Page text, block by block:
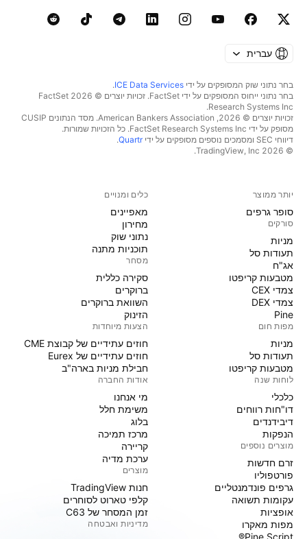
עברית
בחר נתוני שוק המסופקים על ידי ICE Data Services
.
בחר נתוני ייחוס המסופקים על ידי FactSet. זכויות יוצרים © 2026 ‏FactSet
Research Systems Inc.‏
זכויות יוצרים © 2026, ‏American Bankers Association. מסד הנתונים CUSIP
מסופק על ידי FactSet Research Systems Inc. כל הזכויות שמורות.
דיווחי SEC ומסמכים נוספים מסופקים על ידי
Quartr
.
© 2026 ‏TradingView, Inc.‏
יותר ממוצר
סופר גרפים
סורקים
מניות‏
תעודות סל
אג"ח
מטבעות קריפטו
צמדי CEX
צמדי DEX
Pine
מפות חום
מניות‏
תעודות סל
מטבעות קריפטו
לוחות שנה
כלכלי
דו"חות רווחים
דיבידנדים
הנפקות
מוצרים נוספים
זרם חדשות
פורטפוליו
גרפים פונדמנטליים
עקומות תשואה
אופציות
מפות מאקרו
Pine Script®
כלים ומנויים
מאפיינים
מחירון
נתוני שוק
תוכניות מתנה
מסחר
סקירה כללית
ברוקרים
השוואת ברוקרים
הזינוק
הצעות מיוחדות
חוזים עתידיים של קבוצת CME
חוזים עתידיים של Eurex
חבילת מניות בארה"ב
אודות החברה
מי אנחנו
משימת חלל
בלוג
מרכז תמיכה
קריירה
ערכת מדיה
מוצרים
חנות TradingView
קלפי טארוט לסוחרים
זמן המסחר של C63
מדיניות ואבטחה